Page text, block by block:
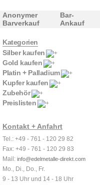
Anonymer
Barverkauf
Bar-
Ankauf
Kategorien
Silber kaufen
Gold kaufen
Platin + Palladium
Kupfer kaufen
Zubehör
Preislisten
Kontakt + Anfahrt
Tel.: +49 - 761 - 120 29 82
Fax: +49 - 761 - 120 29 83
Mail: info@edelmetalle-direkt.com
Mo., Di., Do., Fr.
9 - 13 Uhr und 14 - 18 Uhr